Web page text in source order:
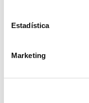
Estadística
Marketing
Cirugía
Para casos
de los huesos